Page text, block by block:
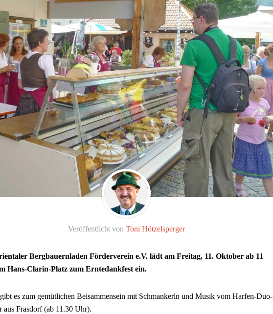
Veröffentlicht von Toni Hötzelsperger
Bergbauernladen Förderverein e.V. lädt am Freitag, 11. Oktober ab 11
Hans-Clarin-Platz zum Erntedankfest ein.
es zum gemütlichen Beisammensein mit Schmankerln und Musik vom Harfen-Duo-
aus Frasdorf (ab 11.30 Uhr).